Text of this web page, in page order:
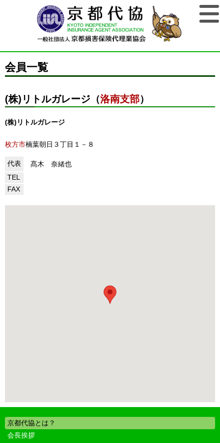
会員一覧
(株)リトルガレージ（洛南支部）
(株)リトルガレージ
枚方市楠葉朝日３丁目１－８
代表
髙木 奈緒也
TEL
FAX
京都代協とは？
会長挨拶